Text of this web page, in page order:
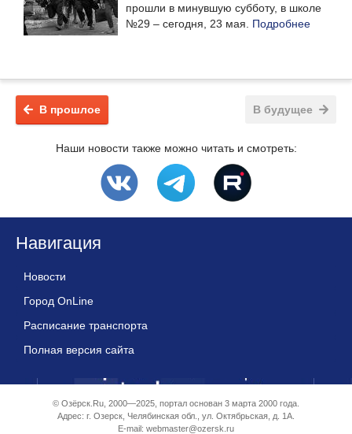
прошли в минувшую субботу, в школе
№29 – сегодня, 23 мая. Подробнее
В будущее
В прошлое
Наши новости также можно читать и смотреть:
Навигация
Новости
Город OnLine
Расписание транспорта
Полная версия сайта
© Озёрск.Ru, 2000—2025, портал основан 3 марта 2000 года.
Адрес: г. Озерск, Челябинская обл., ул. Октябрьская, д. 1А.
E-mail: webmaster@ozersk.ru